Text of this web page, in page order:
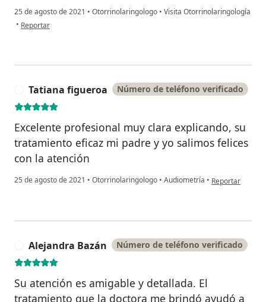
25 de agosto de 2021 • Otorrinolaringologo • Visita Otorrinolaringología
• en opinión del usuario Wilde Pérez
Reportar
Tatiana figueroa Número de teléfono verificado
Excelente profesional muy clara explicando, su
tratamiento eficaz mi padre y yo salimos felices
con la atención
25 de agosto de 2021 • Otorrinolaringologo • Audiometría • en opinión del
Reportar
Alejandra Bazán Número de teléfono verificado
Su atención es amigable y detallada. El
tratamiento que la doctora me brindó ayudó a